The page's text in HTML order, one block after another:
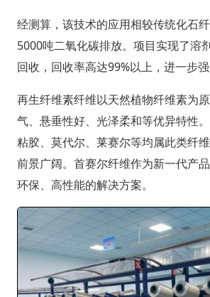
经测算，该技术的应用相较传统化石
5000吨二氧化碳排放。项目实现了溶
回收，回收率高达99%以上，进一步强
再生纤维素纤维以天然植物纤维素为
气、悬垂性好、光泽柔和等优异特性
粘胶、莫代尔、莱赛尔等均属此类纤
前景广阔。首赛尔纤维作为新一代产
环保、高性能的解决方案。